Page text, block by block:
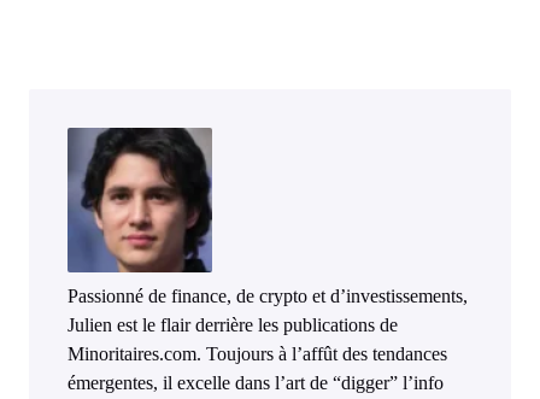
Passionné de finance, de crypto et d’investissements,
Julien est le flair derrière les publications de
Minoritaires.com. Toujours à l’affût des tendances
émergentes, il excelle dans l’art de “digger” l’info